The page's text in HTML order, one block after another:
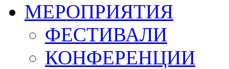
МЕРОПРИЯТИЯ
ФЕСТИВАЛИ
КОНФЕРЕНЦИИ